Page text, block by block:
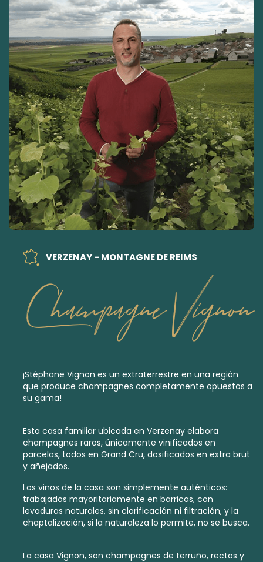
VERZENAY - MONTAGNE DE REIMS
Champagne Vignon
¡Stéphane Vignon es un extraterrestre en una región
que produce champagnes completamente opuestos a
su gama!
Esta casa familiar ubicada en Verzenay elabora
champagnes raros, únicamente vinificados en
parcelas, todos en Grand Cru, dosificados en extra brut
y añejados.
Los vinos de la casa son simplemente auténticos:
trabajados mayoritariamente en barricas, con
levaduras naturales, sin clarificación ni filtración, y la
chaptalización, si la naturaleza lo permite, no se busca.
La casa Vignon, son champagnes de terruño, rectos y